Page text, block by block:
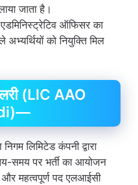
जाता है।
ऑफिसर का
अभ्यर्थियों को नियुक्ति मिल
(LIC AAO
लिमिटेड कंपनी द्वारा
समय पर भर्ती का आयोजन
महत्वपूर्ण पद एलआईसी